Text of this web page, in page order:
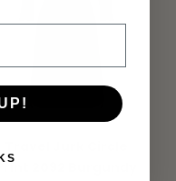
2092 Burgundy